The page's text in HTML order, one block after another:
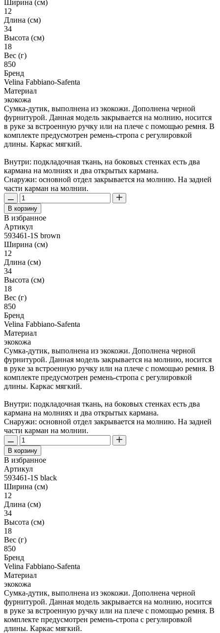
Ширина (см)
12
Длина (см)
34
Высота (см)
18
Вес (г)
850
Бренд
Velina Fabbiano-Safenta
Материал
экокожа
Сумка-дутик, выполнена из экокожи. Дополнена черной
фурнитурой. Данная модель закрывается на молнию, носится
в руке за встроенную ручку или на плече с помощью ремня. В
комплекте предусмотрен ремень-стропа с регулировкой
длины. Каркас мягкий.
Внутри: подкладочная ткань, на боковых стенках есть два
кармана на молниях и два открытых кармана.
Снаружи: основной отдел закрывается на молнию. На задней
части карман на молнии.
В корзину
В избранное
Артикул
593461-1S brown
Ширина (см)
12
Длина (см)
34
Высота (см)
18
Вес (г)
850
Бренд
Velina Fabbiano-Safenta
Материал
экокожа
Сумка-дутик, выполнена из экокожи. Дополнена черной
фурнитурой. Данная модель закрывается на молнию, носится
в руке за встроенную ручку или на плече с помощью ремня. В
комплекте предусмотрен ремень-стропа с регулировкой
длины. Каркас мягкий.
Внутри: подкладочная ткань, на боковых стенках есть два
кармана на молниях и два открытых кармана.
Снаружи: основной отдел закрывается на молнию. На задней
части карман на молнии.
В корзину
В избранное
Артикул
593461-1S black
Ширина (см)
12
Длина (см)
34
Высота (см)
18
Вес (г)
850
Бренд
Velina Fabbiano-Safenta
Материал
экокожа
Сумка-дутик, выполнена из экокожи. Дополнена черной
фурнитурой. Данная модель закрывается на молнию, носится
в руке за встроенную ручку или на плече с помощью ремня. В
комплекте предусмотрен ремень-стропа с регулировкой
длины. Каркас мягкий.